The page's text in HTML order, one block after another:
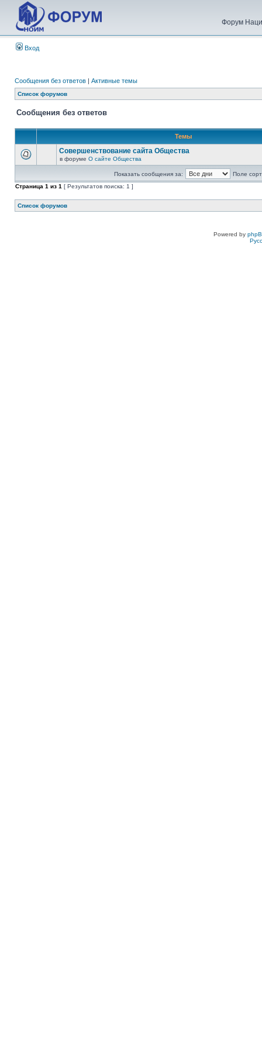
Форум
Вход
Сообщения без ответов | Активные темы
Список форумов
Сообщения без ответов
Темы
Совершенствование сайта Общества
в форуме О сайте Общества
Показать сообщения за:
Поле
Страница 1 из 1 [ Результатов поиска: 1 ]
Список форумов
Powered by